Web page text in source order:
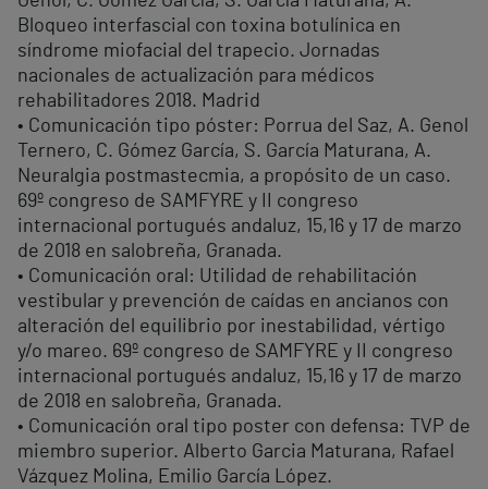
Bloqueo interfascial con toxina botulínica en
síndrome miofacial del trapecio. Jornadas
nacionales de actualización para médicos
rehabilitadores 2018. Madrid
• Comunicación tipo póster: Porrua del Saz, A. Genol
Ternero, C. Gómez García, S. García Maturana, A.
Neuralgia postmastecmia, a propósito de un caso.
69º congreso de SAMFYRE y II congreso
internacional portugués andaluz, 15,16 y 17 de marzo
de 2018 en salobreña, Granada.
• Comunicación oral: Utilidad de rehabilitación
vestibular y prevención de caídas en ancianos con
alteración del equilibrio por inestabilidad, vértigo
y/o mareo. 69º congreso de SAMFYRE y II congreso
internacional portugués andaluz, 15,16 y 17 de marzo
de 2018 en salobreña, Granada.
• Comunicación oral tipo poster con defensa: TVP de
miembro superior. Alberto Garcia Maturana, Rafael
Vázquez Molina, Emilio García López.